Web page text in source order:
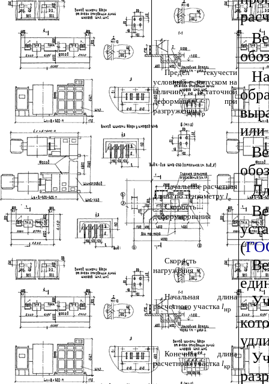
Предел текучести
условный с допуском на
величину остаточной
деформации при
разгруженииsр
или
Начальная расчетная
длина по тензометру le
Скорость
деформирования
(
Скорость
нагружения
Начальная длина
расчетного участка lнр
Конечная длина
расчетного участка lкр